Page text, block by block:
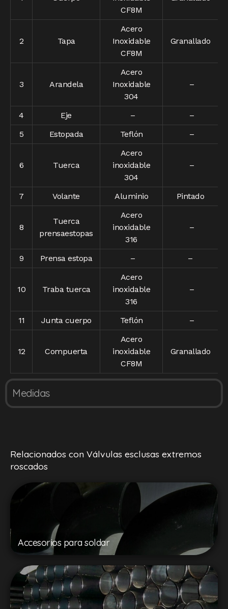
CF8M
2 Tapa
Acero
Inoxidable
CF8M
Granallado
3 Arandela
Acero
Inoxidable
304
–
4 Eje –
–
5
Estopada Teflón –
6 Tuerca
Acero
inoxidable
304
–
7 Volante Aluminio Pintado
8
Tuerca
prensaestopas
Acero
inoxidable
316
–
9 Prensa estopa – –
10 Traba tuerca
Acero
inoxidable
316
–
11 Junta cuerpo Teflón –
12 Compuerta
Acero
inoxidable
CF8M
Granallado
Medidas
Relacionados con Válvulas esclusas extremos
roscados
Accesorios para soldar